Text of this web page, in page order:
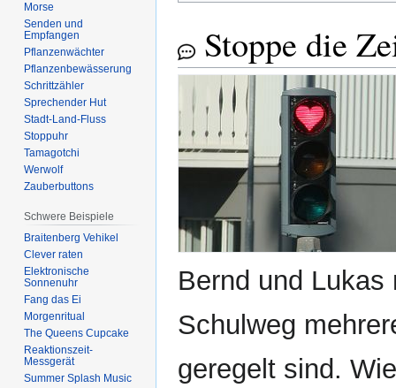
Stoppe die
Bernd und
Schulweg
geregelt sind.
Morse
Senden und
Empfangen
Pflanzenwächter
Pflanzenbewässerung
Schrittzähler
Sprechender Hut
Stadt-Land-Fluss
Stoppuhr
Tamagotchi
Werwolf
Zauberbuttons
Schwere Beispiele
Braitenberg Vehikel
Clever raten
Elektronische
Sonnenuhr
Fang das Ei
Morgenritual
The Queens Cupcake
Reaktionszeit-
Messgerät
Summer Splash Music